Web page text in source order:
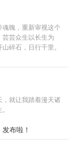
魄，重新审视这个
芸众生以长生为
碎石，日行千里。
虎啸山林，龙游浅
，龙飞九天！
就让我踏着漫天诸
布啦！